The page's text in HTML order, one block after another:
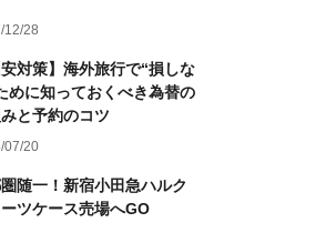
12/28
安対策】海外旅行で“損しな
めに知っておくべき為替の
と予約のコツ
07/20
随一！新宿小田急ハルク
ツケース売場へGO